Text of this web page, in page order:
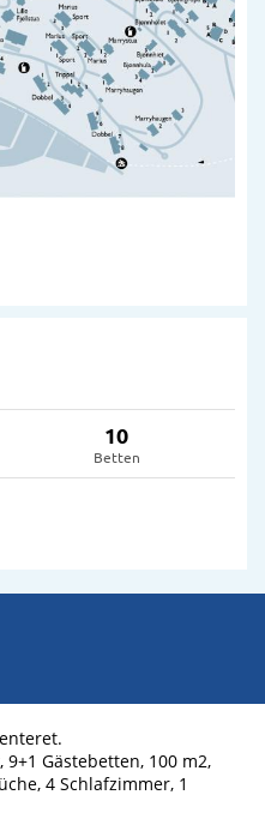
10
Betten
Gästebetten, 100 m2,
4 Schlafzimmer, 1